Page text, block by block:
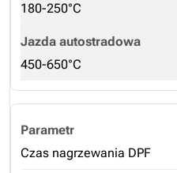
180-250°C
450-650°C
Czas nagrzewania DPF